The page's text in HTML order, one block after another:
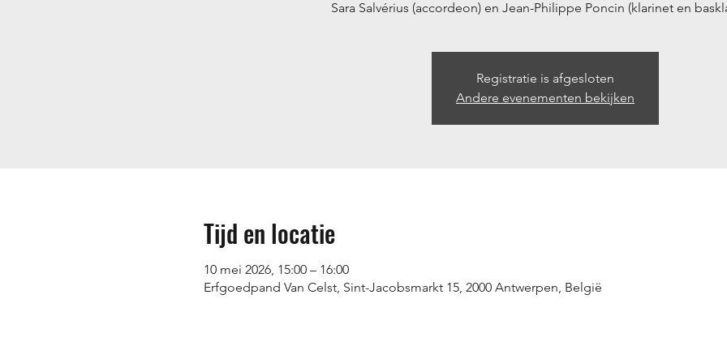
Sara Salvérius (accordeon) en Jean-Philippe Poncin (klarinet en
Registratie is afgesloten
Andere evenementen bekijken
Tijd en locatie
10 mei 2026, 15:00 – 16:00
Erfgoedpand Van Celst, Sint-Jacobsmarkt 15, 2000 Antwerpen, België